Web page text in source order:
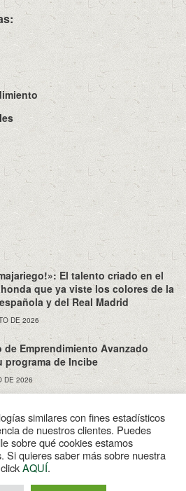
El talento criado en el
que ya viste los colores de la
y del Real Madrid
DE 2026
de Emprendimiento Avanzado
programa de Incibe
DE 2026
Privacidad
Aviso Legal
similares con fines estadísticos
de nuestros clientes. Puedes
sobre qué cookies estamos
Si quieres saber más sobre nuestra
AQUÍ.